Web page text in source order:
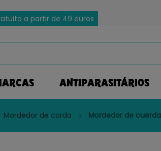
a partir de 49 euros
ANTIPARASITÁRIOS
Mordedor de corda Mordedor de